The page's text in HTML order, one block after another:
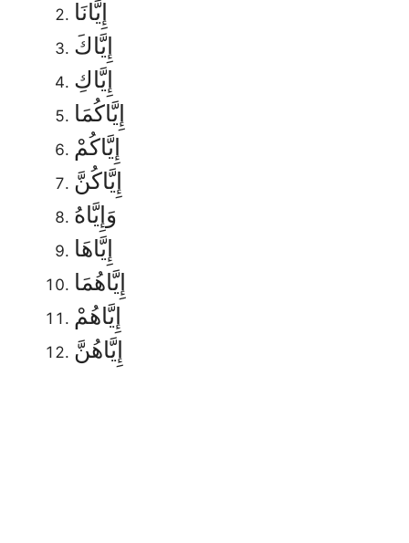
إِيَّانَا
إِيَّاكَ
إِيَّاكِ
إِيَّاكُمَا
إِيَّاكُمْ
إِيَّاكُنَّ
وَإِيَّاهُ
إِيَّاهَا
إِيَّاهُمَا
إِيَّاهُمْ
إِيَّاهُنَّ